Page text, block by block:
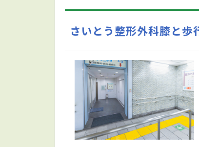
さいとう整形外科膝と